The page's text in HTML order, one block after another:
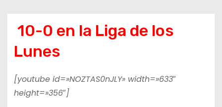
10-0 en la Liga de los
Lunes
[youtube id=»NOZTAS0nJLY» width=»633″
height=»356″]